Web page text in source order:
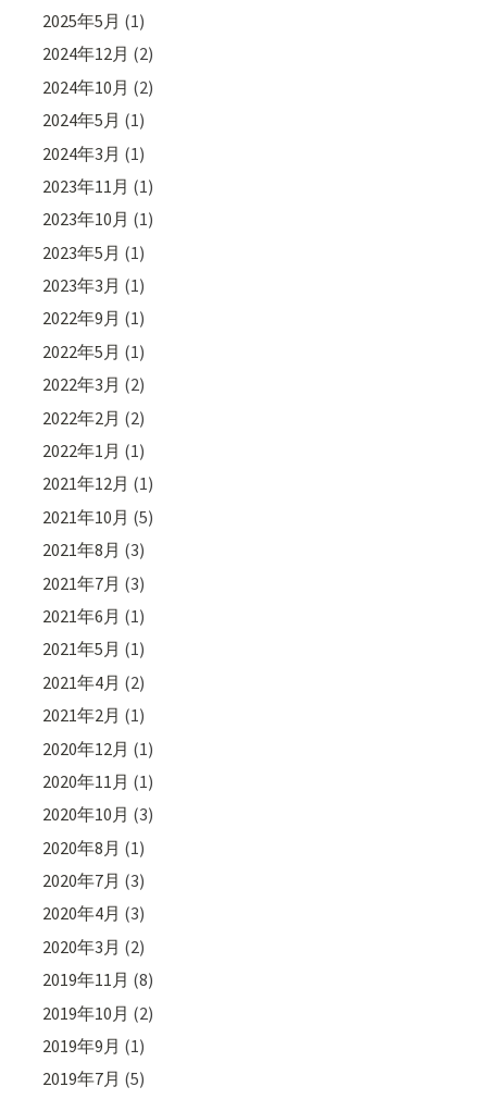
2025年5月 (1)
2024年12月 (2)
2024年10月 (2)
2024年5月 (1)
2024年3月 (1)
2023年11月 (1)
2023年10月 (1)
2023年5月 (1)
2023年3月 (1)
2022年9月 (1)
2022年5月 (1)
2022年3月 (2)
2022年2月 (2)
2022年1月 (1)
2021年12月 (1)
2021年10月 (5)
2021年8月 (3)
2021年7月 (3)
2021年6月 (1)
2021年5月 (1)
2021年4月 (2)
2021年2月 (1)
2020年12月 (1)
2020年11月 (1)
2020年10月 (3)
2020年8月 (1)
2020年7月 (3)
2020年4月 (3)
2020年3月 (2)
2019年11月 (8)
2019年10月 (2)
2019年9月 (1)
2019年7月 (5)